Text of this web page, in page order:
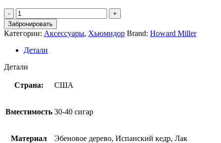
Забронировать
Категории: Аксессуары, Хьюмидор Brand: Howard Miller
Детали
Детали
Страна: США
Вместимость 30-40 сигар
Материал Эбеновое дерево, Испанский кедр, Лак